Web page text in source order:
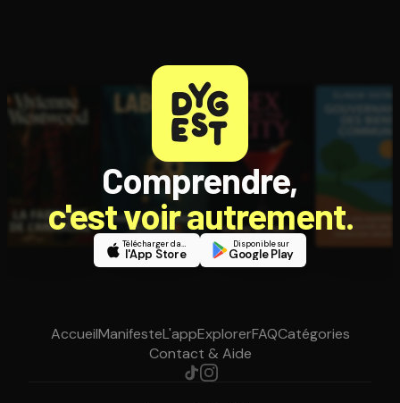
Comprendre,
c'est voir autrement.
Télécharger dans
l'App Store
Disponible sur
Google Play
AccueilManifesteL'appExplorerFAQCatégories
Contact & Aide